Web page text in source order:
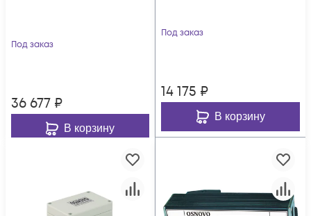
Под заказ
36 677 ₽
В корзину
Под заказ
14 175 ₽
В корзину